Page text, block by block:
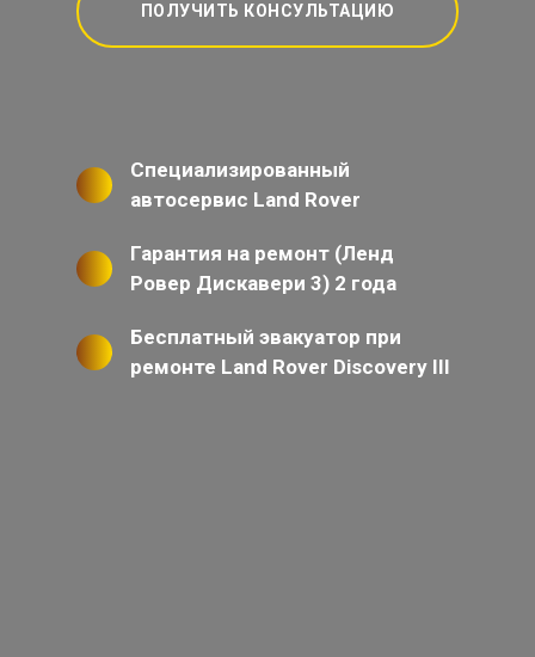
ПОЛУЧИТЬ КОНСУЛЬТАЦИЮ
Специализированный
автосервис Land Rover
Гарантия на ремонт (Ленд
Ровер Дискавери 3) 2 года
Бесплатный эвакуатор при
ремонте Land Rover Discovery III